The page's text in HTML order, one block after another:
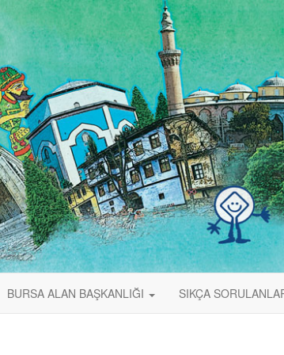
BURSA ALAN BAŞKANLIĞI SIKÇA